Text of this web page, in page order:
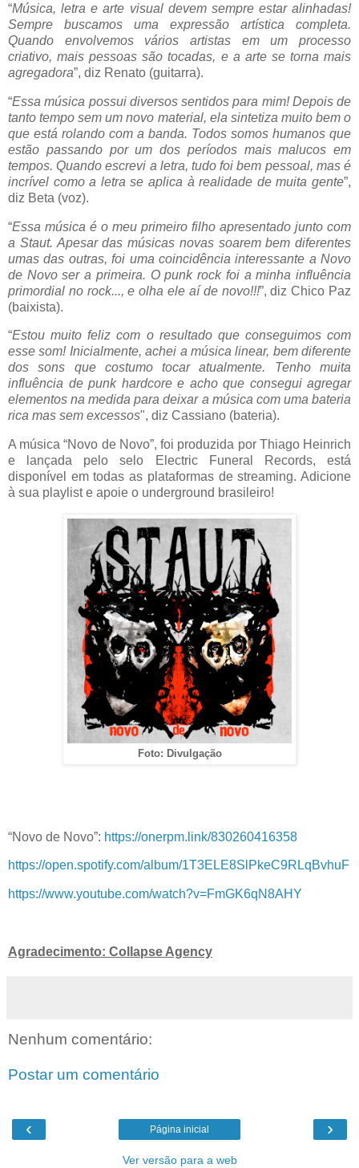
“Música, letra e arte visual devem sempre estar alinhadas!
Sempre buscamos uma expressão artística completa.
Quando envolvemos vários artistas em um processo
criativo, mais pessoas são tocadas, e a arte se torna mais
agregadora”, diz Renato (guitarra).
“Essa música possui diversos sentidos para mim! Depois de
tanto tempo sem um novo material, ela sintetiza muito bem o
que está rolando com a banda. Todos somos humanos que
estão passando por um dos períodos mais malucos em
tempos. Quando escrevi a letra, tudo foi bem pessoal, mas é
incrível como a letra se aplica à realidade de muita gente”,
diz Beta (voz).
“Essa música é o meu primeiro filho apresentado junto com
a Staut. Apesar das músicas novas soarem bem diferentes
umas das outras, foi uma coincidência interessante a Novo
de Novo ser a primeira. O punk rock foi a minha influência
primordial no rock..., e olha ele aí de novo!!!”, diz Chico Paz
(baixista).
“Estou muito feliz com o resultado que conseguimos com
esse som! Inicialmente, achei a música linear, bem diferente
dos sons que costumo tocar atualmente. Tenho muita
influência de punk hardcore e acho que consegui agregar
elementos na medida para deixar a música com uma bateria
rica mas sem excessos", diz Cassiano (bateria).
A música “Novo de Novo”, foi produzida por Thiago Heinrich
e lançada pelo selo Electric Funeral Records, está
disponível em todas as plataformas de streaming. Adicione
à sua playlist e apoie o underground brasileiro!
Foto: Divulgação
“Novo de Novo”: https://onerpm.link/830260416358
https://open.spotify.com/album/1T3ELE8SlPkeC9RLqBvhuF
https://www.youtube.com/watch?v=FmGK6qN8AHY
Agradecimento: Collapse Agency
Nenhum comentário:
Postar um comentário
‹ ›
Página inicial
Ver versão para a web